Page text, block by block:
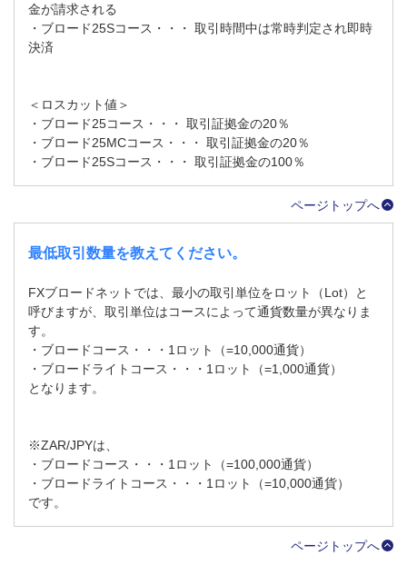
金が請求される
・ブロード25Sコース・・・ 取引時間中は常時判定され即時
決済
＜ロスカット値＞
・ブロード25コース・・・ 取引証拠金の20％
・ブロード25MCコース・・・ 取引証拠金の20％
・ブロード25Sコース・・・ 取引証拠金の100％
ページトップへ
最低取引数量を教えてください。
FXブロードネットでは、最小の取引単位をロット（Lot）と
呼びますが、取引単位はコースによって通貨数量が異なりま
す。
・ブロードコース・・・1ロット（=10,000通貨）
・ブロードライトコース・・・1ロット（=1,000通貨）
となります。
※ZAR/JPYは、
・ブロードコース・・・1ロット（=100,000通貨）
・ブロードライトコース・・・1ロット（=10,000通貨）
です。
ページトップへ